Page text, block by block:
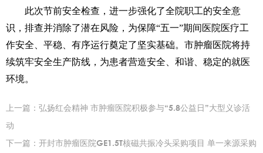
此次节前安全检查，进一步强化了全院职工的安全意
识，排查并消除了潜在风险，为保障“五一”期间医院医疗工
作安全、平稳、有序运行奠定了坚实基础。市肿瘤医院将持
续筑牢安全生产防线，为患者营造安全、和谐、稳定的就医
环境。
上一篇： 弘扬红会精神 市肿瘤医院积极参与“5.8公益日”大型义诊活
动
下一篇： 开封市肿瘤医院GE1.5T核磁共振冷头采购项目 单一来源采购